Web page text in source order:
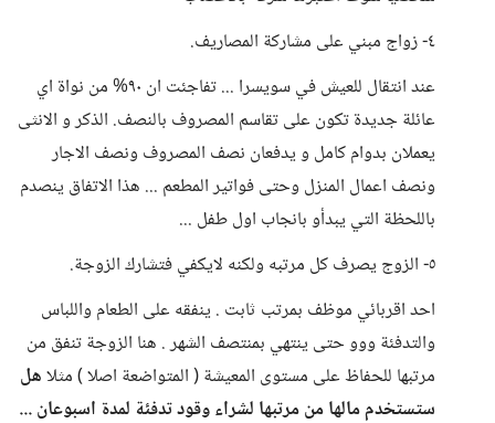
٤- زواج مبني على مشاركة المصاريف.
عند انتقال للعيش في سويسرا ... تفاجئت ان ٩٠% من نواة اي
عائلة جديدة تكون على تقاسم المصروف بالنصف. الذكر و الانثى
يعملان بدوام كامل و يدفعان نصف المصروف ونصف الاجار
ونصف اعمال المنزل وحتى فواتير المطعم ... هذا الاتفاق ينصدم
باللحظة التي يبدأو بانجاب اول طفل ...
٥- الزوج يصرف كل مرتبه ولكنه لايكفي فتشارك الزوجة.
احد اقربائي موظف بمرتب ثابت . ينفقه على الطعام واللباس
والتدفئة ووو حتى ينتهي بمنتصف الشهر . هنا الزوجة تنفق من
مرتبها للحفاظ على مستوى المعيشة ( المتواضعة اصلا ) مثلاهل
ستستخدم مالها من مرتبها لشراء وقود تدفئة لمدة اسبوعان ...